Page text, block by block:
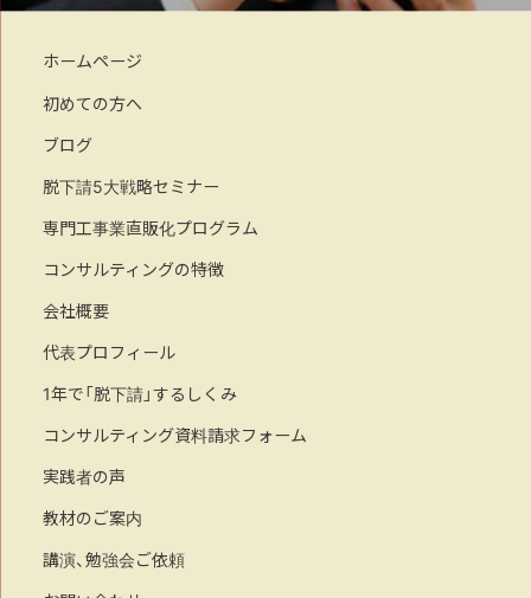
ホームページ
初めての方へ
ブログ
脱下請5大戦略セミナー
専門工事業直販化プログラム
コンサルティングの特徴
会社概要
代表プロフィール
1年で「脱下請」するしくみ
コンサルティング資料請求フォーム
実践者の声
教材のご案内
講演、勉強会ご依頼